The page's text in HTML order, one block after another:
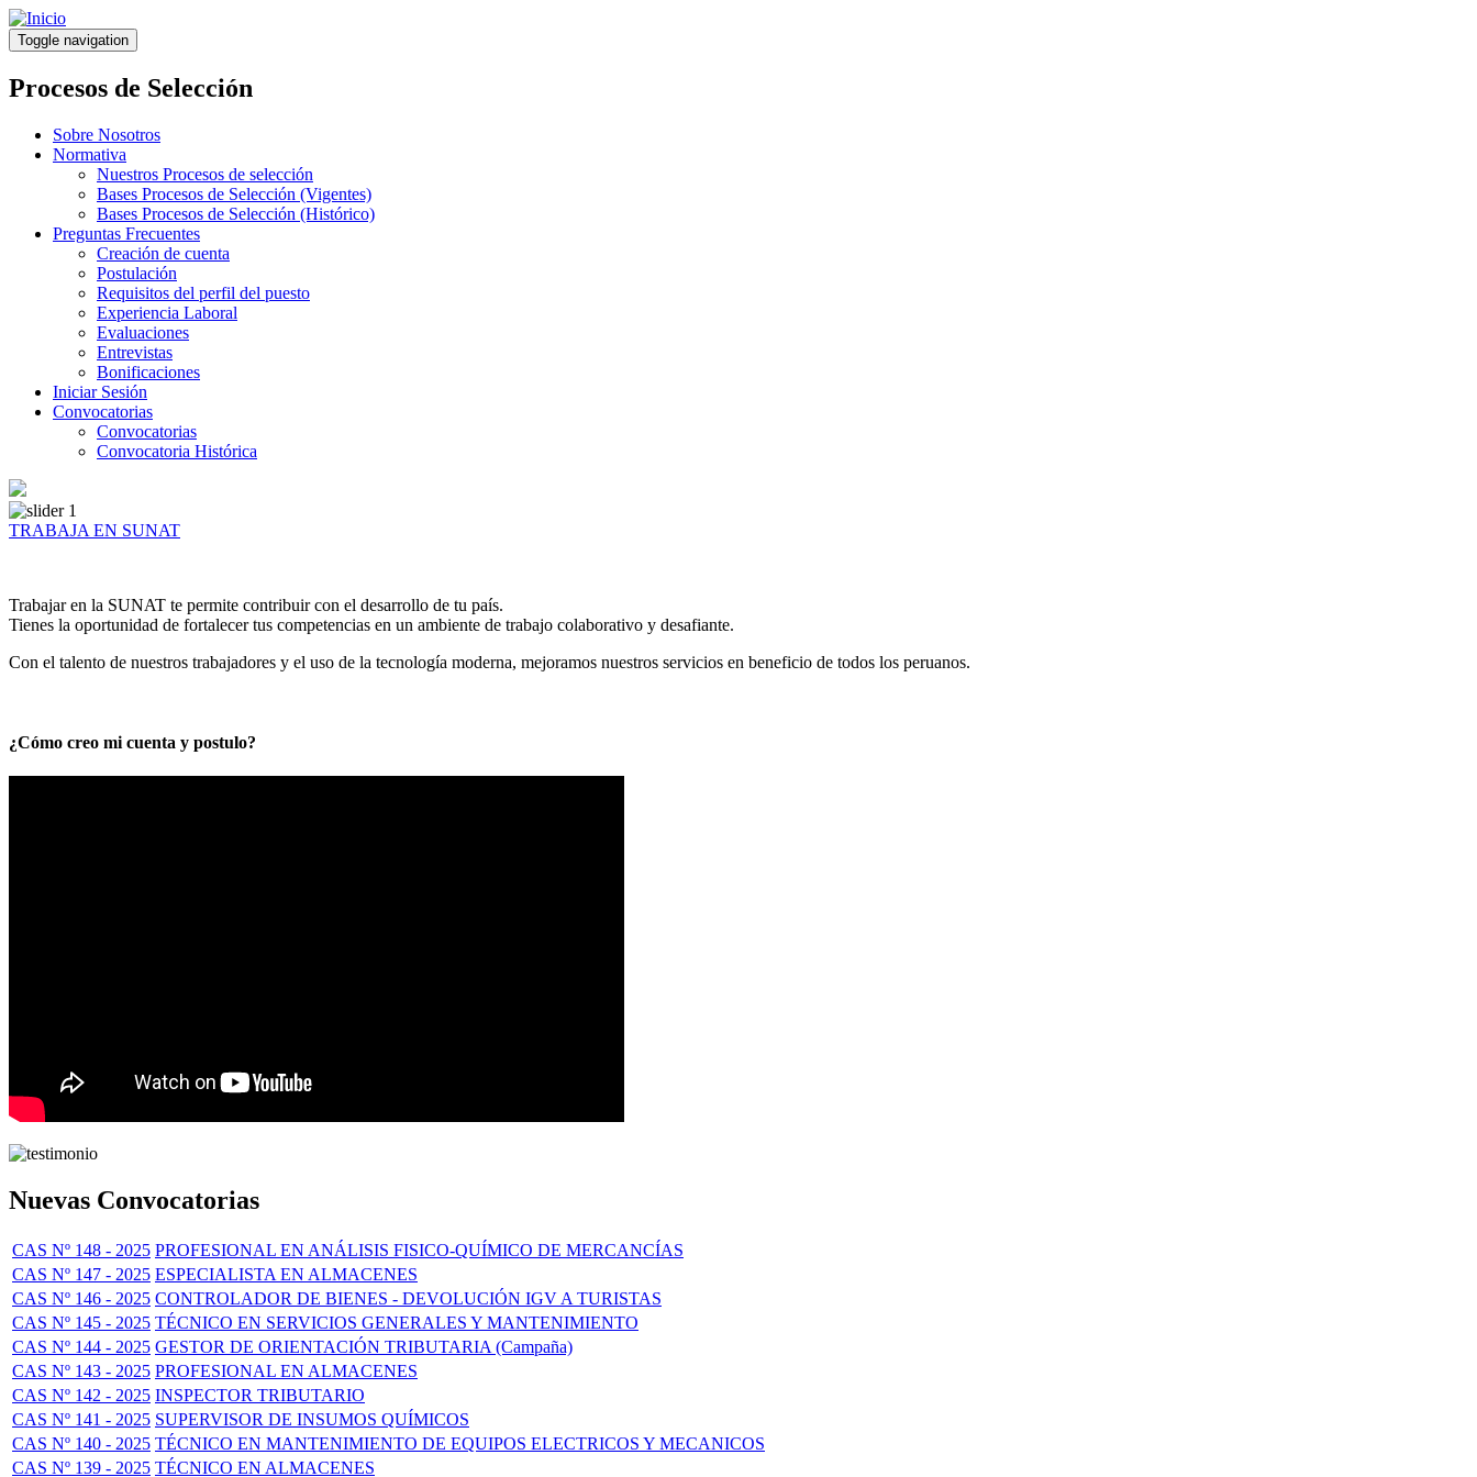
Pasar
al
contenido
principal
Toggle navigation
Procesos de Selección
Sobre Nosotros
Normativa
Nuestros Procesos de selección
Bases Procesos de Selección (Vigentes)
Bases Procesos de Selección (Histórico)
Preguntas Frecuentes
Creación de cuenta
Postulación
Requisitos del perfil del puesto
Experiencia Laboral
Evaluaciones
Entrevistas
Bonificaciones
Iniciar Sesión
Convocatorias
Convocatorias
Convocatoria Histórica
TRABAJA EN SUNAT
Trabajar en la SUNAT te permite contribuir con el desarrollo de tu país.
Tienes la oportunidad de fortalecer tus competencias en un ambiente de trabajo colaborativo y desafiante.
Con el talento de nuestros trabajadores y el uso de la tecnología moderna, mejoramos nuestros servicios en beneficio de todos los peruanos.
¿Cómo creo mi cuenta y postulo?
Nuevas Convocatorias
CAS Nº 148 - 2025 PROFESIONAL EN ANÁLISIS FISICO-QUÍMICO DE MERCANCÍAS
CAS Nº 147 - 2025 ESPECIALISTA EN ALMACENES
CAS Nº 146 - 2025 CONTROLADOR DE BIENES - DEVOLUCIÓN IGV A TURISTAS
CAS Nº 145 - 2025 TÉCNICO EN SERVICIOS GENERALES Y MANTENIMIENTO
CAS Nº 144 - 2025 GESTOR DE ORIENTACIÓN TRIBUTARIA (Campaña)
CAS Nº 143 - 2025 PROFESIONAL EN ALMACENES
CAS Nº 142 - 2025 INSPECTOR TRIBUTARIO
CAS Nº 141 - 2025 SUPERVISOR DE INSUMOS QUÍMICOS
CAS Nº 140 - 2025 TÉCNICO EN MANTENIMIENTO DE EQUIPOS ELECTRICOS Y MECANICOS
CAS Nº 139 - 2025 TÉCNICO EN ALMACENES